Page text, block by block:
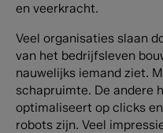
en veerkracht.
Veel organisaties slaan
van het bedrijfsleven
nauwelijks iemand ziet.
schapruimte. De andere
optimaliseert op clicks
robots zijn. Veel